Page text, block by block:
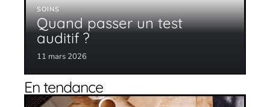
SOINS
Quand passer un test
auditif ?
11 mars 2026
En tendance